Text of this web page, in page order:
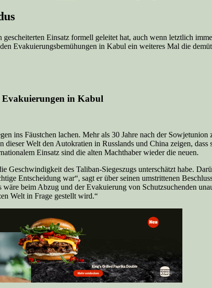
Einsatz formell geleitet hat, auch wenn letztlich
Evakuierungsbemühungen in Kabul ein weiteres Mal die
Evakuierungen in Kabul
ins Fäustchen lachen. Mehr als 30 Jahre nach der
dieser Welt den Autokratien in Russlands und China zeigen,
Einsatz sind die alten Machthaber wieder die neuen.
Geschwindigkeit des Taliban-Siegeszugs unterschätzt habe.
Entscheidung war“, sagt er über seinen umstrittenen
beim Abzug und der Evakuierung von Schutzsuchenden
Welt in Frage gestellt wird.“